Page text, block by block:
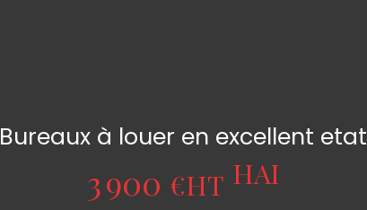
Bureaux à louer en excellent etat
3 900 €HT HAI